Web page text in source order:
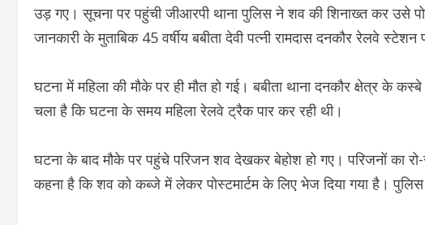
उड़ गए। सूचना पर पहुंची जीआरपी थाना पुलिस ने शव की शिनाख्त कर उसे
जानकारी के मुताबिक 45 वर्षीय बबीता देवी पत्नी रामदास दनकौर रेलवे
घटना में महिला की मौके पर ही मौत हो गई। बबीता थाना दनकौर क्षेत्र के
चला है कि घटना के समय महिला रेलवे ट्रैक पार कर रही थी।
घटना के बाद मौके पर पहुंचे परिजन शव देखकर बेहोश हो गए। परिजनों का
कहना है कि शव को कब्जे में लेकर पोस्टमार्टम के लिए भेज दिया गया है।